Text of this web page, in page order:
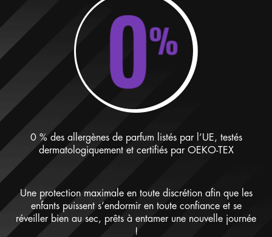
0 % des allergènes de parfum listés par l’UE, testés
dermatologiquement et certifiés par OEKO-TEX
Une protection maximale en toute discrétion afin que les
enfants puissent s’endormir en toute confiance et se
réveiller bien au sec, prêts à entamer une nouvelle journée
!